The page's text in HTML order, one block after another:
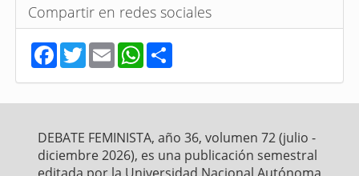
Compartir en redes sociales
F
a
c
e
b
k
T
w
t
t
E
m
a
i
l
W
h
a
t
s
p
S
h
r
e
DEBATE FEMINISTA, año 36, volumen 72 (julio -
diciembre 2026), es una publicación semestral